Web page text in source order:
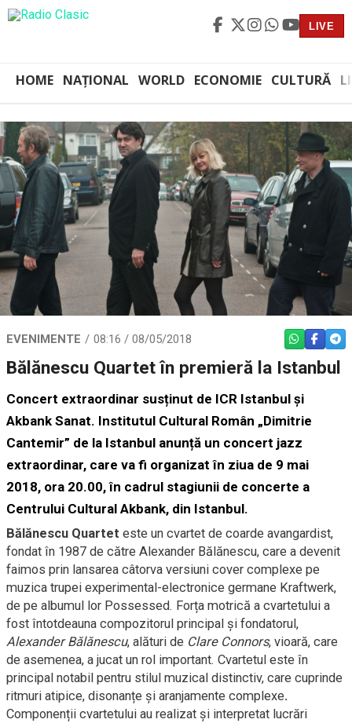
LIVE
HOME NAȚIONAL WORLD ECONOMIE CULTURĂ
EVENIMENTE 08:16 / 08/05/2018 WHATSAPP
Bălănescu Quartet în premieră la Istanbul
Concert extraordinar susținut de ICR Istanbul și
Akbank Sanat. Institutul Cultural Român „Dimitrie
Cantemir” de la Istanbul anunță un concert jazz
extraordinar, care va fi organizat în ziua de 9 mai
2018, ora 20.00, în cadrul stagiunii de concerte a
Centrului Cultural Akbank, din Istanbul.
Bălănescu Quartet este un cvartet de coarde avangardist,
fondat în 1987 de către Alexander Bălănescu, care a devenit
faimos prin lansarea câtorva versiuni cover complexe pe
muzica trupei experimental-electronice germane Kraftwerk,
de pe albumul lor Possessed. Forța motrică a cvartetului a
fost întotdeauna compozitorul principal și fondatorul,
Alexander Bălănescu, alături de Clare Connors, vioară, care
de asemenea, a jucat un rol important. Cvartetul este în
principal notabil pentru stilul muzical distinctiv, care cuprinde
ritmuri atipice, disonanțe și aranjamente complexe.
Componenții cvartetului au realizat și interpretat lucrări